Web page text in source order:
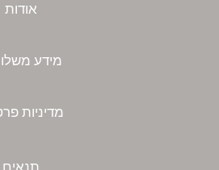
אודות
מידע
מדיניות